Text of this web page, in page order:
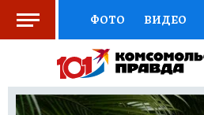
ФОТО ВИДЕО
СОЦПОДДЕРЖКА
ВЫБОР ЭКСПЕРТОВ